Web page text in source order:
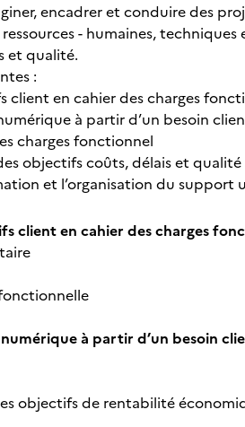
encadrer et conduire des
- humaines,
et qualité.
:
en cahier des charges
à partir d’un besoin
charges fonctionnel
objectifs coûts, délais et qualité
et l’organisation du support
client en cahier des charges
à partir d’un besoin
objectifs de rentabilité